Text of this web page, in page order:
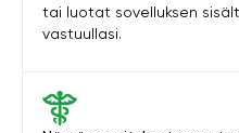
tai luotat sovelluksen
vastuullasi.